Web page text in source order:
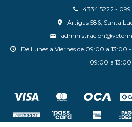
4334 5222 -
Artigas 586, Santa
De Lunes a Viernes de 09:00 a 13:00
09:00 a